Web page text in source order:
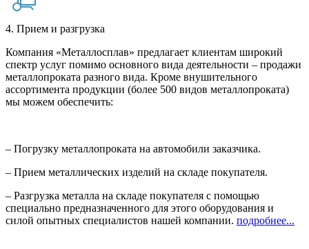
4. Прием и разгрузка
Компания «Металлосплав» предлагает клиентам широкий
спектр услуг помимо основного вида деятельности – продажи
металлопроката разного вида. Кроме внушительного
ассортимента продукции (более 500 видов металлопроката)
мы можем обеспечить:
– Погрузку металлопроката на автомобили заказчика.
– Прием металлических изделий на складе покупателя.
– Разгрузка металла на складе покупателя с помощью
специально предназначенного для этого оборудования и
силой опытных специалистов нашей компании. подробнее...